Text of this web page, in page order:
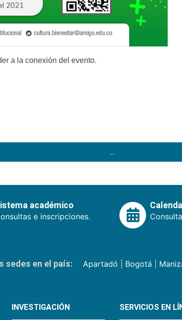
a la conexión del evento.
..
académico
e inscripciones.
sedes en el país: Apartadó Bogotá
INVESTIGACIÓN SERVICIOS EN